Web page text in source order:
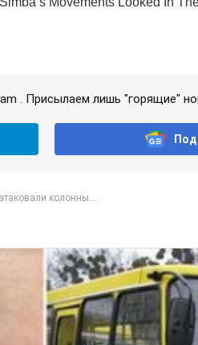
. Присылаем лишь "горящие"
колонны...